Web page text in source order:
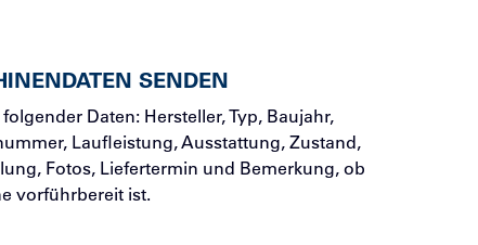
SENDEN
Daten: Hersteller, Typ, Baujahr,
Laufleistung, Ausstattung, Zustand,
Fotos, Liefertermin und Bemerkung, ob
vorführbereit ist.